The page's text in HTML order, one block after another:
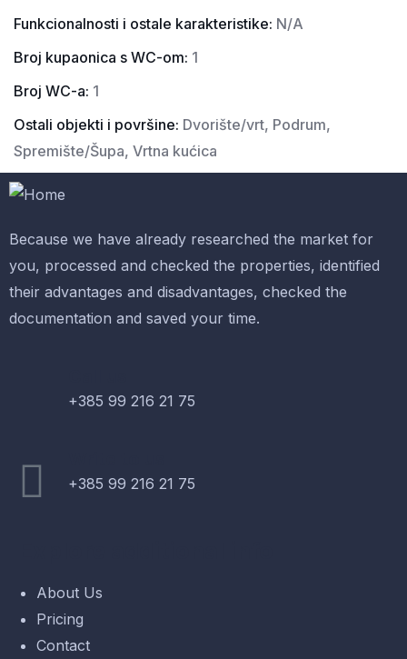
Funkcionalnosti i ostale karakteristike: N/A
Broj kupaonica s WC-om: 1
Broj WC-a: 1
Ostali objekti i površine: Dvorište/vrt, Podrum,
Spremište/Šupa, Vrtna kućica
Because we have already researched the market for
you, processed and checked the properties, identified
their advantages and disadvantages, checked the
documentation and saved your time.
+385 99 216 21 75
+385 99 216 21 75
About Us
Pricing
Contact